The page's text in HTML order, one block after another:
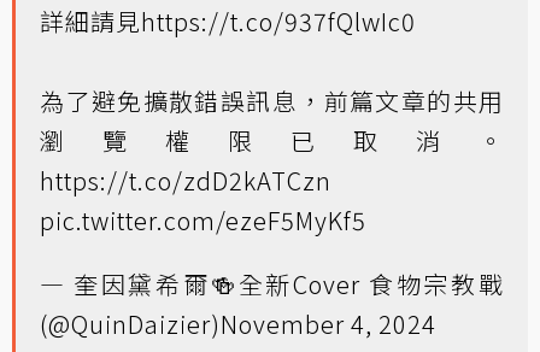
詳細請見https://t.co/937fQlwIc0
為了避免擴散錯誤訊息，前篇文章的共用
瀏覽權限已取消。
https://t.co/zdD2kATCzn
pic.twitter.com/ezeF5MyKf5
— 奎因黛希爾🍻全新Cover 食物宗教戰
(@QuinDaizier)November 4, 2024